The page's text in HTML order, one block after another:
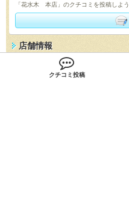
クチコミ投稿
「花水木 本店」のクチコミを投稿しよう
店舗情報
「花水木 本店」の店舗情報を編集しよう